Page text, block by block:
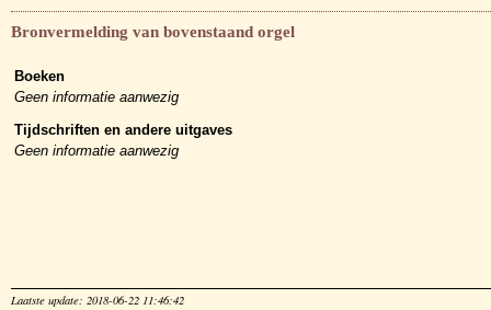
Bronvermelding van bovenstaand orgel
Boeken
Geen informatie aanwezig
Tijdschriften en andere uitgaves
Geen informatie aanwezig
Laatste update: 2018-06-22 11:46:42